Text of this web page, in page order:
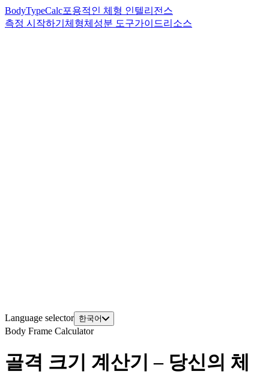
BodyTypeCalc포용적인 체형 인텔리전스
측정 시작하기 체형체성분 도구가이드리소스
Language selector 한국어
Body Frame Calculator
골격 크기 계산기 – 당신의 체